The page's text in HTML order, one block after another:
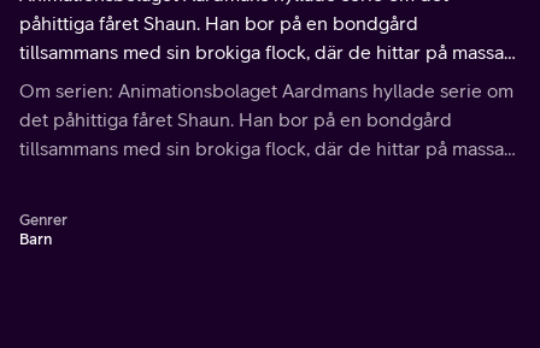
påhittiga fåret Shaun. Han bor på en bondgård
tillsammans med sin brokiga flock, där de hittar på massa
bus men också får arbeta hårt för att bonden inte ska
upptäcka hur smarta de är.
Om serien: Animationsbolaget Aardmans hyllade serie om
det påhittiga fåret Shaun. Han bor på en bondgård
tillsammans med sin brokiga flock, där de hittar på massa
Genrer
Barn